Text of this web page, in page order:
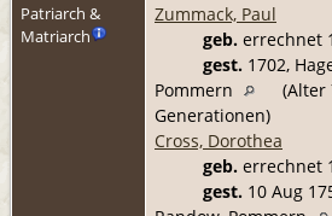
Patriarch &
Matriarch
Zummack, Paul
geb. errechnet
gest. 1702,
Pommern
(Alter
Generationen)
Cross, Dorothea
geb. errechnet
gest. 10 Aug